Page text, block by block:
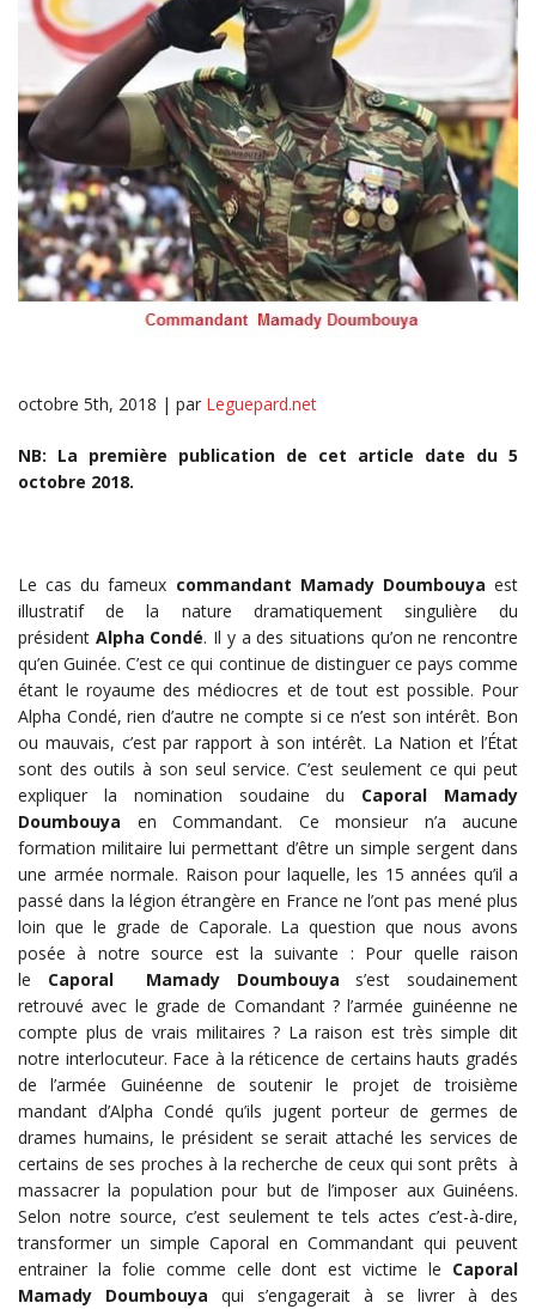
octobre 5th, 2018 | par Leguepard.net
NB: La première publication de cet article date du 5
octobre 2018.
Le cas du fameux commandant Mamady Doumbouya est
illustratif de la nature dramatiquement singulière du
président Alpha Condé. Il y a des situations qu’on ne rencontre
qu’en Guinée. C’est ce qui continue de distinguer ce pays comme
étant le royaume des médiocres et de tout est possible. Pour
Alpha Condé, rien d’autre ne compte si ce n’est son intérêt. Bon
ou mauvais, c’est par rapport à son intérêt. La Nation et l’État
sont des outils à son seul service. C’est seulement ce qui peut
expliquer la nomination soudaine du Caporal
Mamady
Doumbouya en Commandant. Ce monsieur n’a aucune
formation militaire lui permettant d’être un simple sergent dans
une armée normale. Raison pour laquelle, les 15 années qu’il a
passé dans la légion étrangère en France ne l’ont pas mené plus
loin que le grade de Caporale. La question que nous avons
posée à notre source est la suivante : Pour quelle raison
le Caporal Mamady Doumbouya s’est soudainement
retrouvé avec le grade de Comandant ? l’armée guinéenne ne
compte plus de vrais militaires ? La raison est très simple dit
notre interlocuteur. Face à la réticence de certains hauts gradés
de l’armée Guinéenne de soutenir le projet de troisième
mandant d’Alpha Condé qu’ils jugent porteur de germes de
drames humains, le président se serait attaché les services de
certains de ses proches à la recherche de ceux qui sont prêts à
massacrer la population pour but de l’imposer aux Guinéens.
Selon notre source, c’est seulement te tels actes c’est-à-dire,
transformer un simple Caporal en Commandant qui peuvent
entrainer la folie comme celle dont est victime le Caporal
Mamady Doumbouya qui s’engagerait à se livrer à des